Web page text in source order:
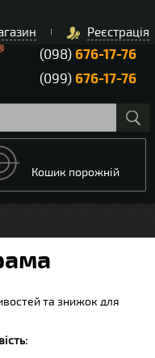
Реєстрація
(098)676-17-76
(099)676-17-76
Кошик порожній
та знижок для